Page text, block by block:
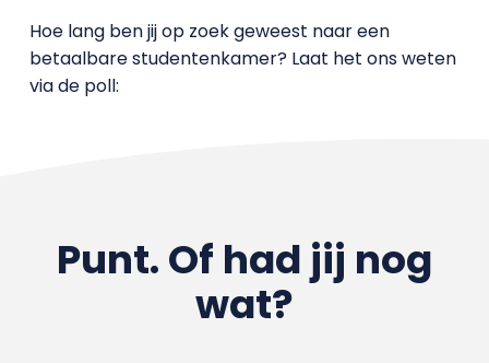
Hoe lang ben jij op zoek geweest naar een
betaalbare studentenkamer? Laat het ons weten
via de poll:
Punt. Of had jij nog
wat?